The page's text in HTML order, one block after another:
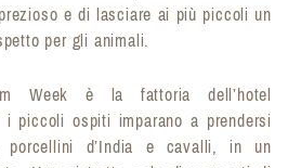
e di lasciare ai più piccoli un
per gli animali.
Week è la fattoria dell’hotel
piccoli ospiti imparano a prendersi
d’India e cavalli, in un